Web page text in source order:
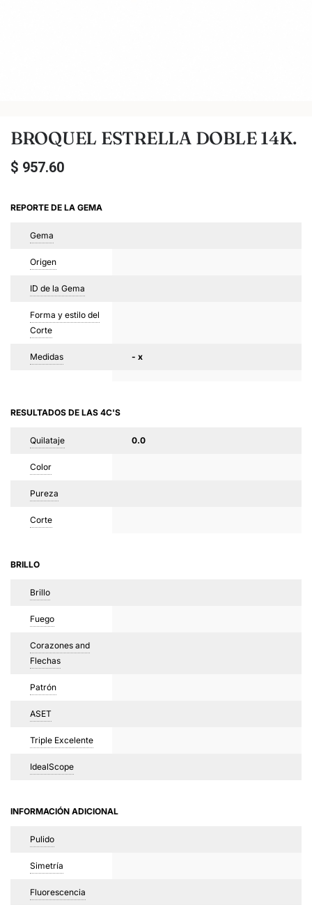
BROQUEL ESTRELLA DOBLE 14K.
$ 957.60
REPORTE DE LA GEMA
Gema
Origen
ID de la Gema
Forma y estilo del
Corte
Medidas - x
RESULTADOS DE LAS 4C'S
Quilataje 0.0
Color
Pureza
Corte
BRILLO
Brillo
Fuego
Corazones and
Flechas
Patrón
ASET
Triple Excelente
IdealScope
INFORMACIÓN ADICIONAL
Pulido
Simetría
Fluorescencia